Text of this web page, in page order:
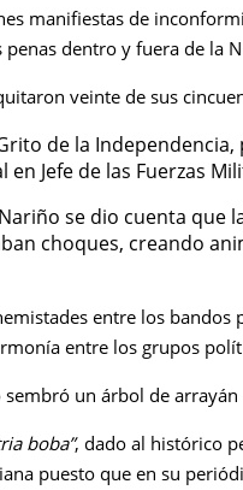
manifiestas de
dentro y fuera de la
veinte de sus
de la
en Jefe de las Fuerzas
se dio cuenta que
choques, creando
entre los
entre los grupos
un árbol de
boba”, dado al histórico
puesto que en su